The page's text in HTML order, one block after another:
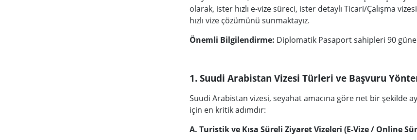
olarak, ister hızlı e-vize süreci, ister detaylı Ticari/Çalışma
hızlı vize çözümünü sunmaktayız.
Önemli Bilgilendirme: Diplomatik Pasaport sahipleri 90
1. Suudi Arabistan Vizesi Türleri ve Başvuru
Suudi Arabistan vizesi, seyahat amacına göre net bir şekilde
için en kritik adımdır:
A. Turistik ve Kısa Süreli Ziyaret Vizeleri (E-Vize / Online